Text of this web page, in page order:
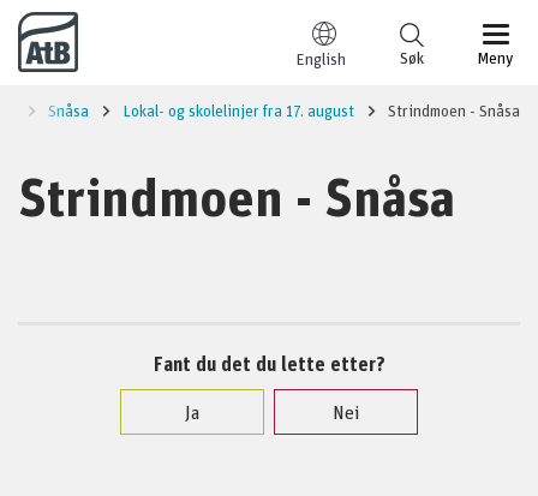
Til innhold
English Meny
Søk
Snåsa Lokal- og skolelinjer fra 17. august Strindmoen - Snåsa
Strindmoen - Snåsa
Fant du det du lette etter?
Ja
Nei